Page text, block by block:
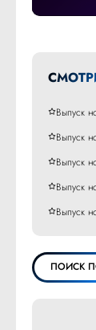
Выпуск
Выпуск
Выпуск
Выпуск
Выпуск
ПОИСК